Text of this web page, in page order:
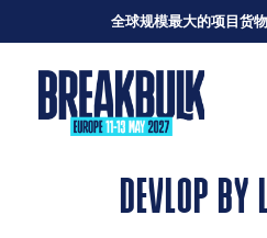
全球规模最大的项目货
DEVLOP BY